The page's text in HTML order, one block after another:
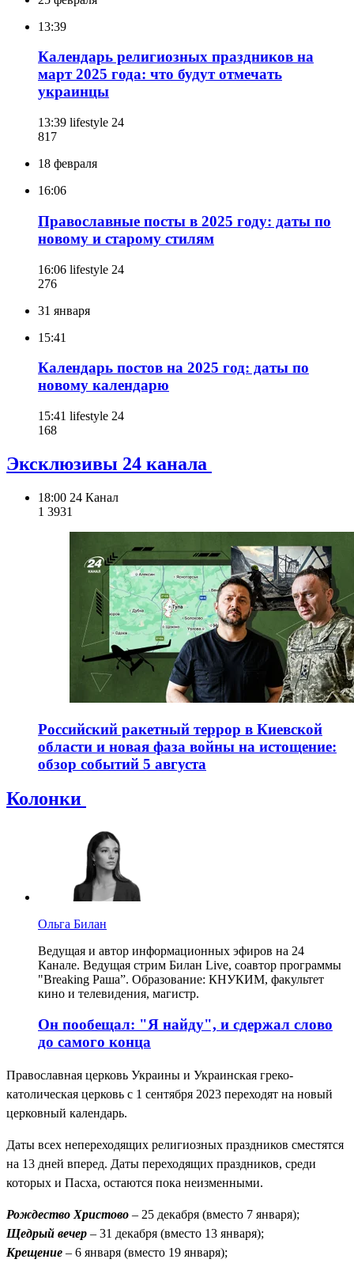
13:39
Календарь религиозных праздников на
март 2025 года: что будут отмечать
украинцы
13:39 lifestyle 24
817
18 февраля
16:06
Православные посты в 2025 году: даты по
новому и старому стилям
16:06 lifestyle 24
276
31 января
15:41
Календарь постов на 2025 год: даты по
новому календарю
15:41 lifestyle 24
168
Эксклюзивы 24 канала
18:00 24 Канал
1 3931
Российский ракетный террор в Киевской
области и новая фаза войны на истощение:
обзор событий 5 августа
Колонки
Ольга Билан
Ведущая и автор информационных эфиров на 24
Канале. Ведущая стрим Билан Live, соавтор программы
"Breaking Раша”. Образование: КНУКИМ, факультет
кино и телевидения, магистр.
Он пообещал: "Я найду", и сдержал слово
до самого конца
Православная церковь Украины и Украинская греко-
католическая церковь с 1 сентября 2023 переходят на новый
церковный календарь.
Даты всех непереходящих религиозных праздников сместятся
на 13 дней вперед. Даты переходящих праздников, среди
которых и Пасха, остаются пока неизменными.
Рождество Христово – 25 декабря (вместо 7 января);
Щедрый вечер – 31 декабря (вместо 13 января);
Крещение – 6 января (вместо 19 января);